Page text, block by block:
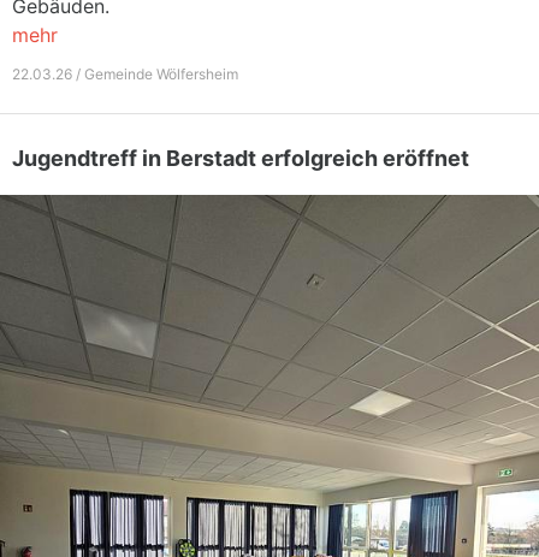
Gebäuden.
mehr
22.03.26 / Gemeinde Wölfersheim
Jugendtreff in Berstadt erfolgreich eröffnet